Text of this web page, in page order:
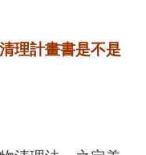
理計畫書是不是